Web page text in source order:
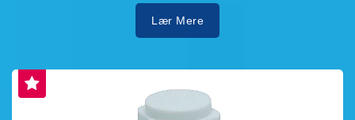
Lær Mere